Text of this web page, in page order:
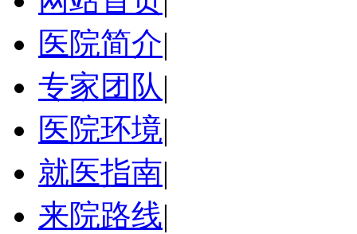
医院简介|
专家团队|
医院环境|
就医指南|
来院路线|